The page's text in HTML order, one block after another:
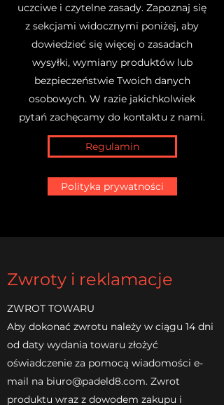
uczciwe i czytelne zasady. Zapoznaj się
z sekcjami widocznymi poniżej, aby
dowiedzieć się więcej o zasadach
wysyłki, wymiany produktów lub
bezpieczeństwie Twoich danych
osobowych. W razie jakichkolwiek
pytań zachęcamy do kontaktu z nami.
Regulamin
Polityka prywatności
Zwroty i reklamacje
ZWROT TOWARU
Aby dokonać zwrotu należy w ciągu 14 dni
od daty wydania towaru złożyć
oświadczenie za pomocą wiadomości e-
mail na biuro@padeld8.com. Zwrot
produktu wraz z dowodem zakupu i